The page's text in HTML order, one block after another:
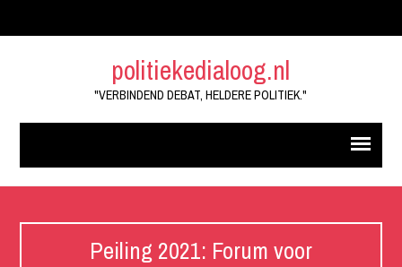
politiekedialoog.nl
"VERBINDEND DEBAT, HELDERE POLITIEK."
Peiling 2021: Forum voor